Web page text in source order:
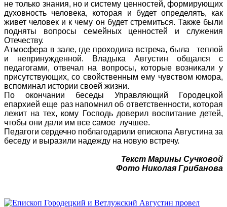
не только знания, но и систему ценностей, формирующих
духовность человека, которая и будет определять, как
живет человек и к чему он будет стремиться. Также были
подняты вопросы семейных ценностей и служения
Отечеству.
Атмосфера в зале, где проходила встреча, была теплой
и непринужденной. Владыка Августин общался с
педагогами, отвечал на вопросы, которые возникали у
присутствующих, со свойственным ему чувством юмора,
вспоминал истории своей жизни.
По окончании беседы Управляющий Городецкой
епархией еще раз напомнил об ответственности, которая
лежит на тех, кому Господь доверил воспитание детей,
чтобы они дали им все самое лучшее.
Педагоги сердечно поблагодарили епископа Августина за
беседу и выразили надежду на новую встречу.
Текст Марины Сучковой
Фото Николая Грибанова